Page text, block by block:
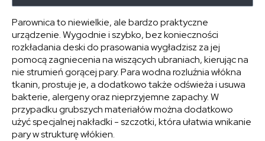
Parownica to niewielkie, ale bardzo praktyczne
urządzenie. Wygodnie i szybko, bez konieczności
rozkładania deski do prasowania wygładzisz za jej
pomocą zagniecenia na wiszących ubraniach, kierując na
nie strumień gorącej pary. Para wodna rozluźnia włókna
tkanin, prostuje je, a dodatkowo także odświeża i usuwa
bakterie, alergeny oraz nieprzyjemne zapachy. W
przypadku grubszych materiałów można dodatkowo
użyć specjalnej nakładki - szczotki, która ułatwia wnikanie
pary w strukturę włókien.